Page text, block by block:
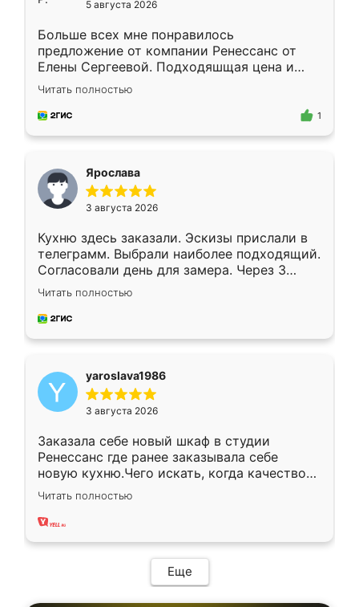
5 августа 2026
Больше всех мне понравилось
предложение от компании Ренессанс от
Елены Сергеевой. Подходяшщая цена и
короткие сроки изготовления. Приехавший
для замера сотрудник Владислав
предложил по моему эскизу самый
Читать полностью
1
Ярослава
3 августа 2026
Кухню здесь заказали. Эскизы прислали в
телеграмм. Выбрали наиболее подходящий.
Согласовали день для замера. Через 3
недели кухня была уже готова. Остались
довольны работой. Спасибо Ренессанс
мебель за качественную работу!
Читать полностью
yaroslava1986
3 августа 2026
Заказала себе новый шкаф в студии
Ренессанс где ранее заказывала себе
новую кухню.Чего искать, когда качеством
вполне довольна. Служит кухня уже почти
два года, нареканий нет.
Читать полностью
Еще